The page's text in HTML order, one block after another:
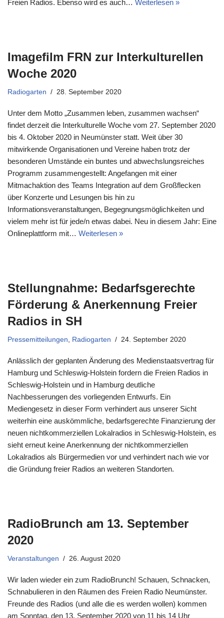
Freien Radios. Ebenso wird es auch… Weiterlesen »
Imagefilm FRN zur Interkulturellen
Woche 2020
Radiogarten 28. September 2020
Unter dem Motto „Zusammen leben, zusammen wachsen“
findet derzeit die Interkulturelle Woche vom 27. September 2020
bis 4. Oktober 2020 in Neumünster statt. Weit über 30
mitwirkende Organisationen und Vereine haben trotz der
besonderen Umstände ein buntes und abwechslungsreiches
Programm zusammengestellt: Angefangen mit einer
Mitmachaktion des Teams Integration auf dem Großflecken
über Konzerte und Lesungen bis hin zu
Informationsveranstaltungen, Begegnungsmöglichkeiten und
vielem mehr ist für jede/n etwas dabei. Neu in diesem Jahr: Eine
Onlineplattform mit… Weiterlesen »
Stellungnahme: Bedarfsgerechte
Förderung & Anerkennung Freier
Radios in SH
Pressemitteilungen, Radiogarten 24. September 2020
Anlässlich der geplanten Änderung des Medienstaatsvertrag für
Hamburg und Schleswig-Holstein fordern die Freien Radios in
Schleswig-Holstein und in Hamburg deutliche
Nachbesserungen des vorliegenden Entwurfs. Ein
Mediengesetz in dieser Form verhindert aus unserer Sicht
weiterhin eine auskömmliche, bedarfsgerechte Finanzierung der
neuen nichtkommerziellen Lokalradios in Schleswig-Holstein, es
sieht erneut keine Anerkennung der nichtkommerziellen
Lokalradios als Bürgermedien vor und verhindert nach wie vor
die Gründung freier Radios an weiteren Standorten.
RadioBrunch am 13. September
2020
Veranstaltungen 26. August 2020
Wir laden wieder ein zum RadioBrunch! Schauen, Schnacken,
Schnabulieren in den Räumen des Freien Radio Neumünster.
Freunde des Radios (und alle die es werden wollen) kommen
am Sonntag, den 13. September 2020 von 11 bis 14 Uhr